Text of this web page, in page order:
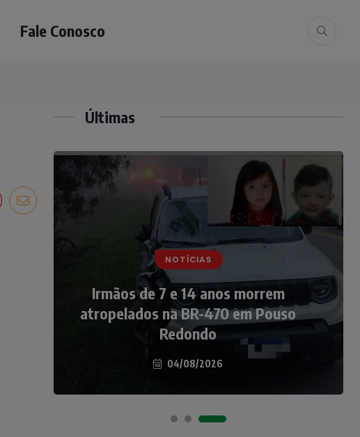
Fale Conosco
Últimas
NOTÍCIAS
Irmãos de 7 e 14 anos morrem
atropelados na BR-470 em Pouso
Redondo
04/08/2026
NOTÍCIAS
Nádia Menegazzi leva o nome de
Taió ao palco do Programa Silvio
Santos
07/08/2026